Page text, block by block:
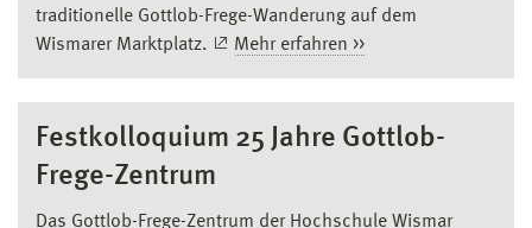
traditionelle Gottlob-Frege-Wanderung auf dem
Wismarer Marktplatz.
Mehr erfahren >>
Festkolloquium 25 Jahre Gottlob-
Frege-Zentrum
Das Gottlob-Frege-Zentrum der Hochschule Wismar